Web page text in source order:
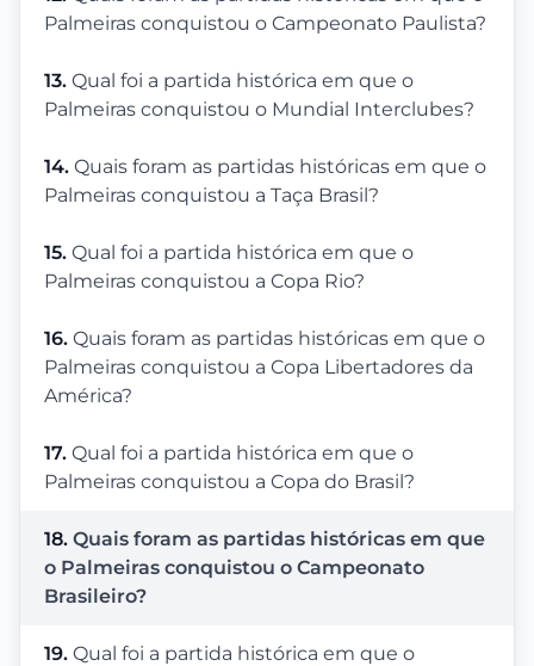
Palmeiras conquistou o Campeonato Paulista?
13. Qual foi a partida histórica em que o
Palmeiras conquistou o Mundial Interclubes?
14. Quais foram as partidas históricas em que o
Palmeiras conquistou a Taça Brasil?
15. Qual foi a partida histórica em que o
Palmeiras conquistou a Copa Rio?
16. Quais foram as partidas históricas em que o
Palmeiras conquistou a Copa Libertadores da
América?
17. Qual foi a partida histórica em que o
Palmeiras conquistou a Copa do Brasil?
18. Quais foram as partidas históricas em que
o Palmeiras conquistou o Campeonato
Brasileiro?
19. Qual foi a partida histórica em que o